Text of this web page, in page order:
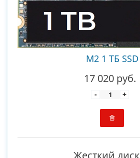
M2 1 ТБ SSD
17 020 руб.
- +
Жесткий диск